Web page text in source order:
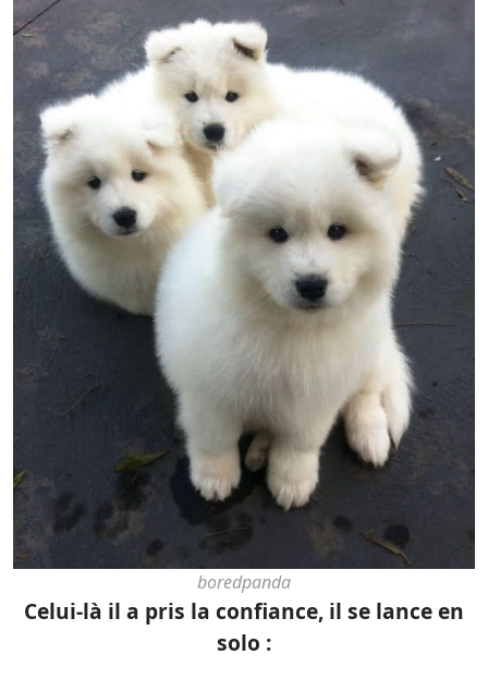
boredpanda
Celui-là il a pris la confiance, il se lance en
solo :